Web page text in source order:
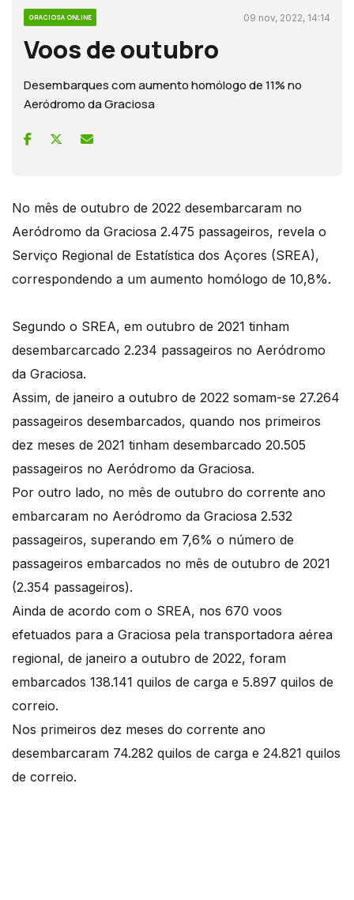
GRACIOSA ONLINE 09 nov, 2022, 14:14
Voos de outubro
Desembarques com aumento homólogo de 11% no
Aeródromo da Graciosa
No mês de outubro de 2022 desembarcaram no
Aeródromo da Graciosa 2.475 passageiros, revela o
Serviço Regional de Estatística dos Açores (SREA),
correspondendo a um aumento homólogo de 10,8%.
Segundo o SREA, em outubro de 2021 tinham
desembarcarcado 2.234 passageiros no Aeródromo
da Graciosa.
Assim, de janeiro a outubro de 2022 somam-se 27.264
passageiros desembarcados, quando nos primeiros
dez meses de 2021 tinham desembarcado 20.505
passageiros no Aeródromo da Graciosa.
Por outro lado, no mês de outubro do corrente ano
embarcaram no Aeródromo da Graciosa 2.532
passageiros, superando em 7,6% o número de
passageiros embarcados no mês de outubro de 2021
(2.354 passageiros).
Ainda de acordo com o SREA, nos 670 voos
efetuados para a Graciosa pela transportadora aérea
regional, de janeiro a outubro de 2022, foram
embarcados 138.141 quilos de carga e 5.897 quilos de
correio.
Nos primeiros dez meses do corrente ano
desembarcaram 74.282 quilos de carga e 24.821 quilos
de correio.